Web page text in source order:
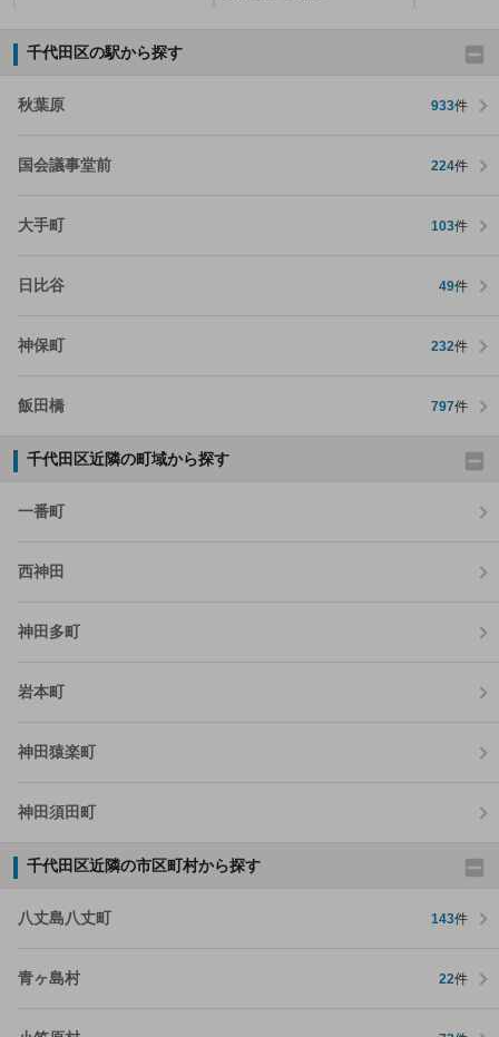
千代田区の駅から探す
秋葉原 933件
国会議事堂前 224件
大手町 103件
日比谷 49件
神保町 232件
飯田橋 797件
千代田区近隣の町域から探す
一番町
西神田
神田多町
岩本町
神田猿楽町
神田須田町
千代田区近隣の市区町村から探す
八丈島八丈町 143件
青ヶ島村 22件